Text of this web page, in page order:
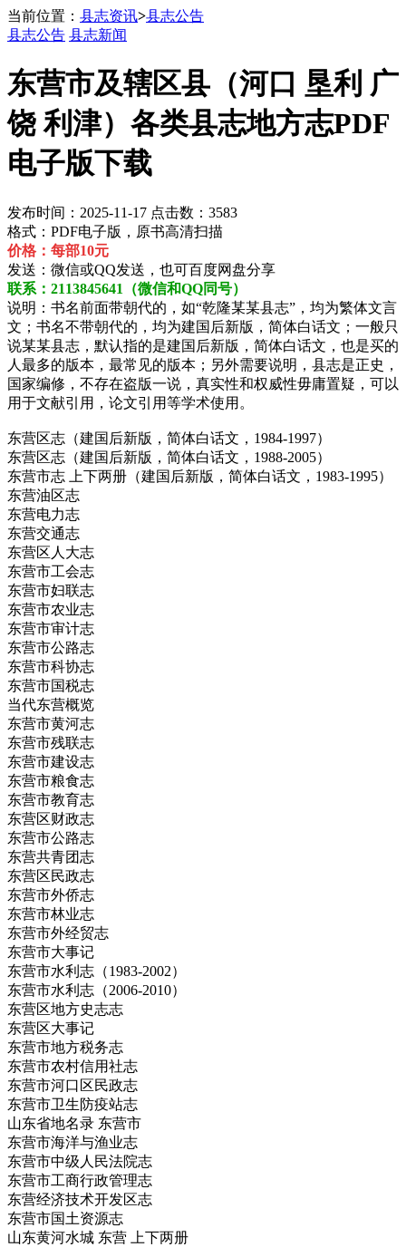
当前位置： 县志资讯>县志公告
县志公告 县志新闻
东营市及辖区县（河口 垦利 广
饶 利津）各类县志地方志PDF
电子版下载
发布时间：2025-11-17 点击数：3583
格式：PDF电子版，原书高清扫描
价格：每部10元
发送：微信或QQ发送，也可百度网盘分享
联系：2113845641（微信和QQ同号）
说明：书名前面带朝代的，如“乾隆某某县志”，均为繁体文言
文；书名不带朝代的，均为建国后新版，简体白话文；一般只
说某某县志，默认指的是建国后新版，简体白话文，也是买的
人最多的版本，最常见的版本；另外需要说明，县志是正史，
国家编修，不存在盗版一说，真实性和权威性毋庸置疑，可以
用于文献引用，论文引用等学术使用。
东营区志（建国后新版，简体白话文，1984-1997）
东营区志（建国后新版，简体白话文，1988-2005）
东营市志 上下两册（建国后新版，简体白话文，1983-1995）
东营油区志
东营电力志
东营交通志
东营区人大志
东营市工会志
东营市妇联志
东营市农业志
东营市审计志
东营市公路志
东营市科协志
东营市国税志
当代东营概览
东营市黄河志
东营市残联志
东营市建设志
东营市粮食志
东营市教育志
东营区财政志
东营市公路志
东营共青团志
东营区民政志
东营市外侨志
东营市林业志
东营市外经贸志
东营市大事记
东营市水利志（1983-2002）
东营市水利志（2006-2010）
东营区地方史志志
东营区大事记
东营市地方税务志
东营市农村信用社志
东营市河口区民政志
东营市卫生防疫站志
山东省地名录 东营市
东营市海洋与渔业志
东营市中级人民法院志
东营市工商行政管理志
东营经济技术开发区志
东营市国土资源志
山东黄河水城 东营 上下两册